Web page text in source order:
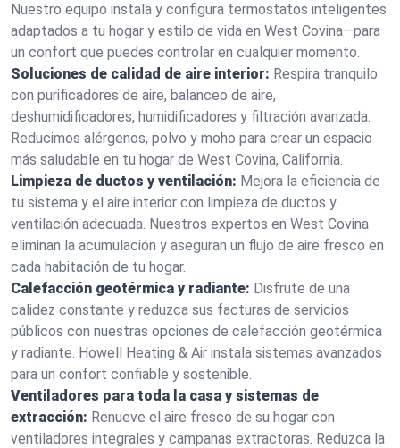
Nuestro equipo instala y configura termostatos inteligentes
adaptados a tu hogar y estilo de vida en West Covina—para
un confort que puedes controlar en cualquier momento.
Soluciones de calidad de aire interior: Respira tranquilo
con purificadores de aire, balanceo de aire,
deshumidificadores, humidificadores y filtración avanzada.
Reducimos alérgenos, polvo y moho para crear un espacio
más saludable en tu hogar de West Covina, California.
Limpieza de ductos y ventilación: Mejora la eficiencia de
tu sistema y el aire interior con limpieza de ductos y
ventilación adecuada. Nuestros expertos en West Covina
eliminan la acumulación y aseguran un flujo de aire fresco en
cada habitación de tu hogar.
Calefacción geotérmica y radiante: Disfrute de una
calidez constante y reduzca sus facturas de servicios
públicos con nuestras opciones de calefacción geotérmica
y radiante. Howell Heating & Air instala sistemas avanzados
para un confort confiable y sostenible.
Ventiladores para toda la casa y sistemas de
extracción: Renueve el aire fresco de su hogar con
ventiladores integrales y campanas extractoras. Reduzca la